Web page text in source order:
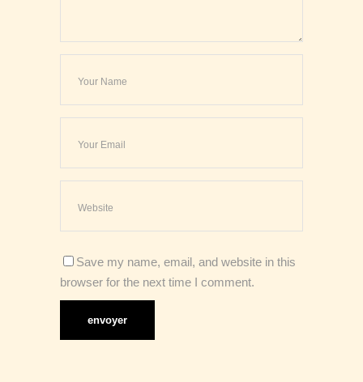
Save my name, email, and website in this
browser for the next time I comment.